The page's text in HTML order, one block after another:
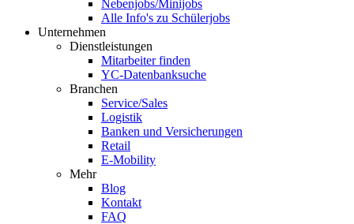
Nebenjobs/Minijobs
Alle Info's zu Schülerjobs
Unternehmen
Dienstleistungen
Mitarbeiter finden
YC-Datenbanksuche
Branchen
Service/Sales
Logistik
Banken und Versicherungen
Retail
E-Mobility
Mehr
Blog
Kontakt
FAQ